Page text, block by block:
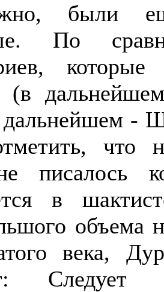
были
По
(в
дальнейшем -
что
писалось
в
века,
Следует